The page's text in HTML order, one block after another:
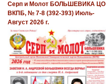
Серп и Молот БОЛЬШЕВИКА ЦО
ВКПБ, № 7-8 (392-393) Июль-
Август 2026 г.